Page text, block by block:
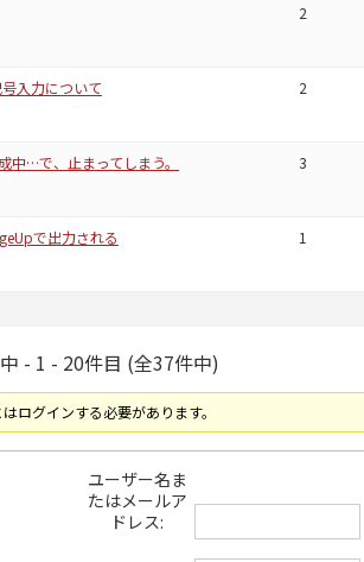
2
入力について 2
中…で、止まってしまう。 3
で出力される 1
- 1 - 20件目 (全37件中)
ログインする必要があります。
ユーザー名ま
たはメールア
ドレス: